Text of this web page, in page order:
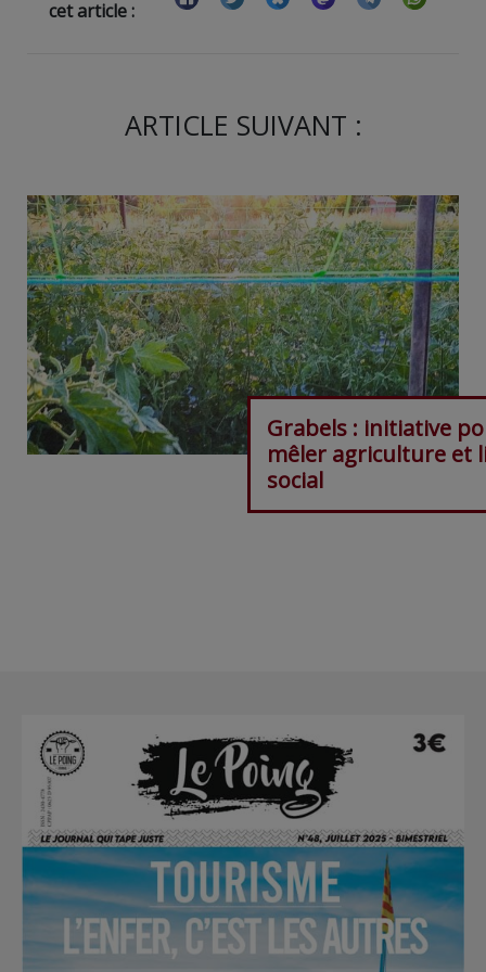
cet article :
ARTICLE SUIVANT :
Grabels : initiative
mêler agriculture et
social